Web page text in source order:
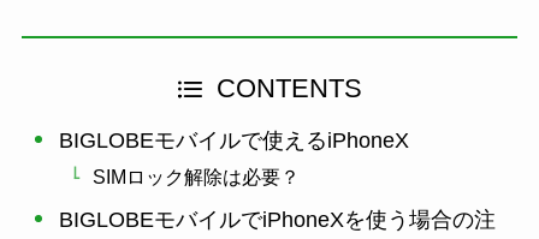
CONTENTS
BIGLOBEモバイルで使えるiPhoneX
SIMロック解除は必要？
BIGLOBEモバイルでiPhoneXを使う場合の注